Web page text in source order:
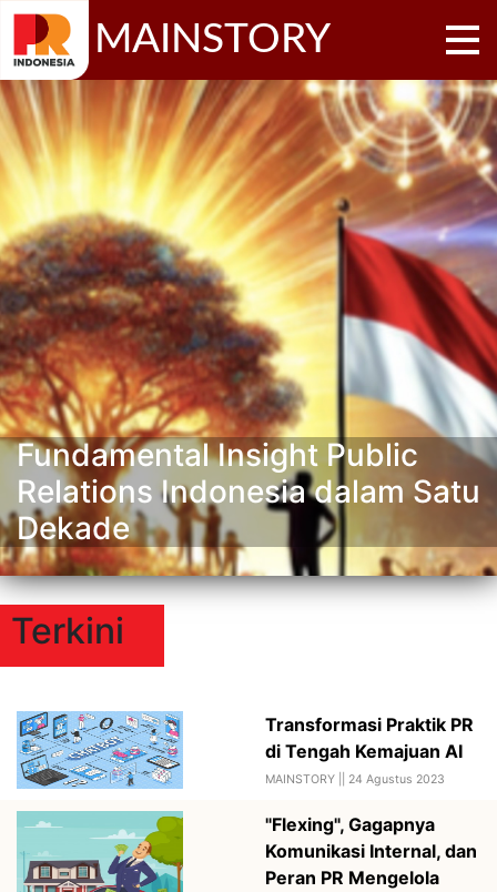
MAINSTORY
Fundamental Insight Public
Relations Indonesia dalam Satu
Dekade
Terkini
Transformasi Praktik PR
di Tengah Kemajuan AI
MAINSTORY || 24 Agustus 2023
"Flexing", Gagapnya
Komunikasi Internal, dan
Peran PR Mengelola